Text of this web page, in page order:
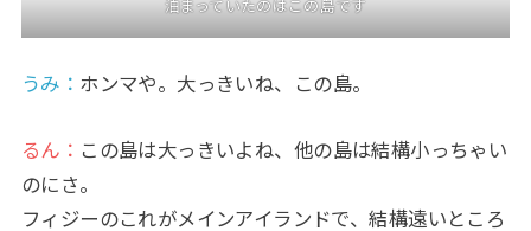
泊まっていたのはこの島です
うみ ： ホンマや。大っきいね、この島。
るん： この島は大っきいよね、他の島は結構小っちゃい
のにさ。
フィジーのこれがメインアイランドで、結構遠いところ